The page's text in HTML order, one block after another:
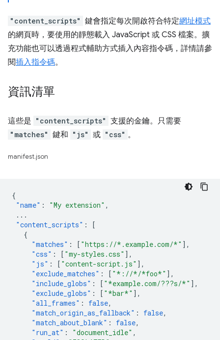
"content_scripts" 鍵會指定每次開啟符合特定網址模式
的網頁時，要使用的靜態載入 JavaScript 或 CSS 檔案。擴
充功能也可以透過程式輔助方式插入內容指令碼，詳情請參
閱插入指令碼。
資訊清單
這些是 "content_scripts" 支援的金鑰。只需要
"matches" 鍵和 "js" 或 "css" 。
manifest.json
{
"name" : "My extension" ,
...
"content_scripts" :
[
{
"matches" : [ "https://*.example.com/*" ],
"css" : [ "my-styles.css" ],
"js" : [ "content-script.js" ],
"exclude_matches" : [ "*://*/*foo*" ],
"include_globs" : [ "*example.com/???s/*" ],
"exclude_globs" : [ "*bar*" ],
"all_frames" : false,
"match_origin_as_fallback" : false,
"match_about_blank" : false,
"run_at" : "document_idle" ,